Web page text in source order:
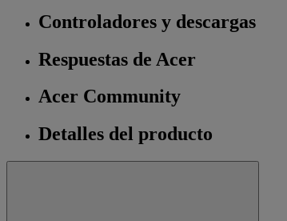
Controladores y descargas
Respuestas de Acer
Acer Community
Detalles del producto